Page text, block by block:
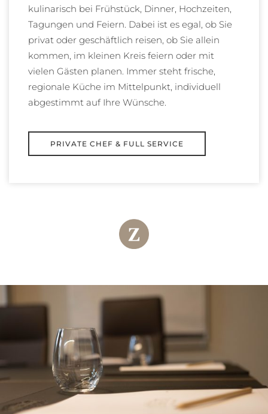
kulinarisch bei Frühstück, Dinner, Hochzeiten,
Tagungen und Feiern. Dabei ist es egal, ob Sie
privat oder geschäftlich reisen, ob Sie allein
kommen, im kleinen Kreis feiern oder mit
vielen Gästen planen. Immer steht frische,
regionale Küche im Mittelpunkt, individuell
abgestimmt auf Ihre Wünsche.
PRIVATE CHEF & FULL SERVICE